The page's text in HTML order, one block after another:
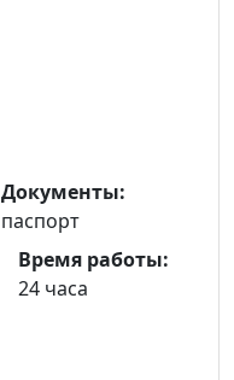
Документы:
паспорт
Время работы:
24 часа